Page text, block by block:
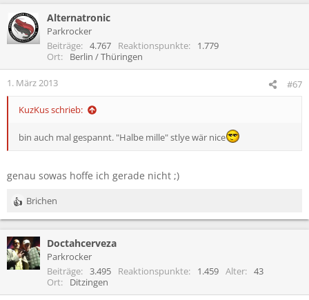
k
t
i
n
Alternatronic
Parkrocker
Beiträge
4.767 Reaktionspunkte
1.779
Ort
Berlin / Thüringen
1. März 2013 #67
KuzKus schrieb:
bin auch mal gespannt. "Halbe mille" stlye wär nice
genau sowas hoffe ich gerade nicht ;)
R
e
k
t
i
n
Brichen
Doctahcerveza
Parkrocker
Beiträge
3.495 Reaktionspunkte 1.459 Alter
43
Ort
Ditzingen